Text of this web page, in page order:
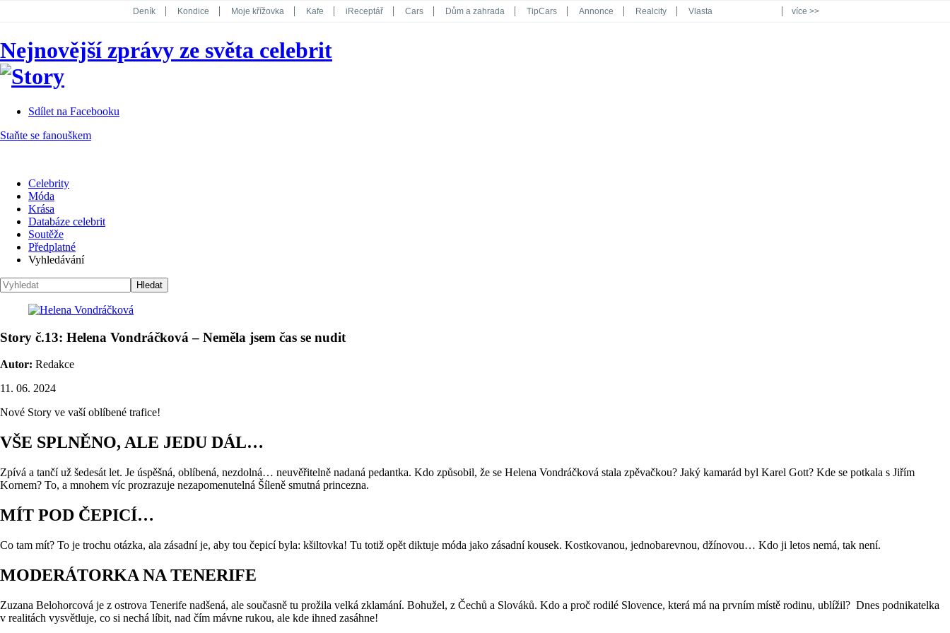
Deník Kondice Moje křížovka Kafe iReceptář Cars Dům a zahrada TipCars Annonce Realcity Vlasta
Koktejl
více >>
Nejnovější zprávy ze světa celebrit
Sdílet na Facebooku
Staňte se fanouškem
Celebrity
Móda
Krása
Databáze celebrit
Soutěže
Předplatné
Vyhledávání
Story č.13: Helena Vondráčková – Neměla jsem čas se nudit
Autor: Redakce
11. 06. 2024
Nové Story ve vaší oblíbené trafice!
VŠE SPLNĚNO, ALE JEDU DÁL…
Zpívá a tančí už šedesát let. Je úspěšná, oblíbená, nezdolná… neuvěřitelně nadaná pedantka. Kdo způsobil, že se Helena Vondráčková stala zpěvačkou? Jaký kamarád byl Karel Gott? Kde se potkala s Jiřím
Kornem? To, a mnohem víc prozrazuje nezapomenutelná Šíleně smutná princezna.
MÍT POD ČEPICÍ…
Co tam mít? To je trochu otázka, ala zásadní je, aby tou čepicí byla: kšiltovka! Tu totiž opět diktuje móda jako zásadní kousek. Kostkovanou, jednobarevnou, džínovou… Kdo ji letos nemá, tak není.
MODERÁTORKA NA TENERIFE
Zuzana Belohorcová je z ostrova Tenerife nadšená, ale současně tu prožila velká zklamání. Bohužel, z Čechů a Slováků. Kdo a proč rodilé Slovence, která má na prvním místě rodinu, ublížil? Dnes podnikatelka
v realitách vysvětluje, co si nechá líbit, nad čím mávne rukou, ale kde ihned zasáhne!